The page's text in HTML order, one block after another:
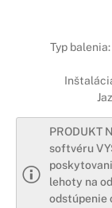
Typ
PRODUKT
softvéru
lehoty na
odstúpenie